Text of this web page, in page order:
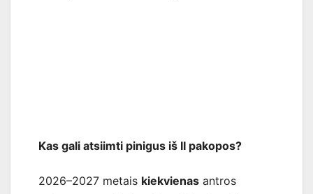
Kas gali atsiimti pinigus iš II pakopos?
2026–2027 metais kiekvienas antros